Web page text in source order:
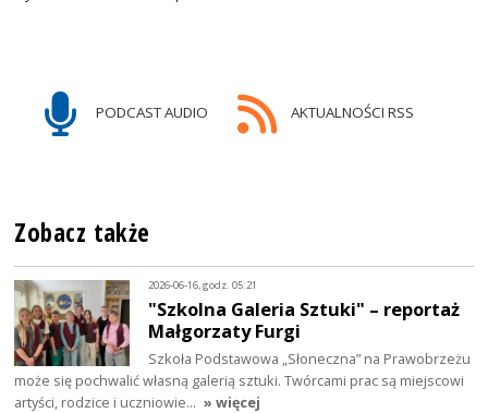
PODCAST AUDIO AKTUALNOŚCI RSS
Zobacz także
2026-06-16, godz. 05:21
"Szkolna Galeria Sztuki" – reportaż
Małgorzaty Furgi
Szkoła Podstawowa „Słoneczna” na Prawobrzeżu
może się pochwalić własną galerią sztuki. Twórcami prac są miejscowi
artyści, rodzice i uczniowie… » więcej